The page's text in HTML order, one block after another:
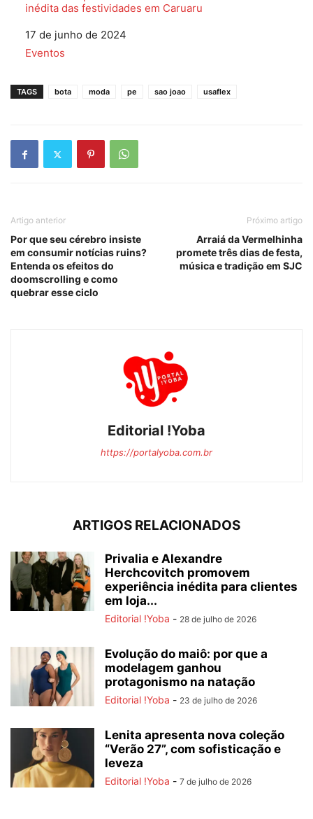
inédita das festividades em Caruaru
Data
17 de junho de 2024
Em relação a
Eventos
TAGS bota moda pe sao joao usaflex
Artigo anterior
Por que seu cérebro insiste
em consumir notícias ruins?
Entenda os efeitos do
doomscrolling e como
quebrar esse ciclo
Próximo artigo
Arraiá da Vermelhinha
promete três dias de festa,
música e tradição em SJC
Editorial !Yoba
https://portalyoba.com.br
ARTIGOS RELACIONADOS
Privalia e Alexandre
Herchcovitch promovem
experiência inédita para clientes
em loja...
Editorial !Yoba - 28 de julho de 2026
Evolução do maiô: por que a
modelagem ganhou
protagonismo na natação
Editorial !Yoba - 23 de julho de 2026
Lenita apresenta nova coleção
“Verão 27”, com sofisticação e
leveza
Editorial !Yoba - 7 de julho de 2026